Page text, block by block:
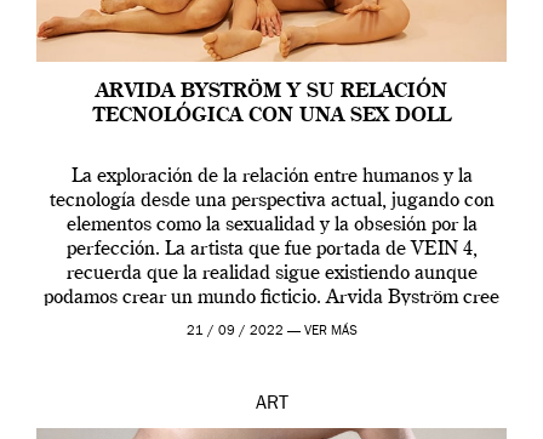
ARVIDA BYSTRÖM Y SU RELACIÓN
TECNOLÓGICA CON UNA SEX DOLL
La exploración de la relación entre humanos y la
tecnología desde una perspectiva actual, jugando con
elementos como la sexualidad y la obsesión por la
perfección. La artista que fue portada de VEIN 4,
recuerda que la realidad sigue existiendo aunque
podamos crear un mundo ficticio. Arvida Byström cree
que los humanos tienen un complejo […]
21 / 09 / 2022 — VER MÁS
ART